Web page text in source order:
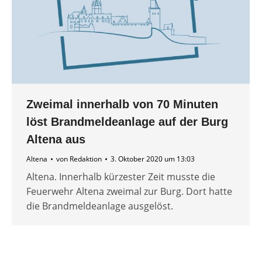
Zweimal innerhalb von 70 Minuten
löst Brandmeldeanlage auf der Burg
Altena aus
Altena von Redaktion 3. Oktober 2020 um 13:03
Altena. Innerhalb kürzester Zeit musste die
Feuerwehr Altena zweimal zur Burg. Dort hatte
die Brandmeldeanlage ausgelöst.